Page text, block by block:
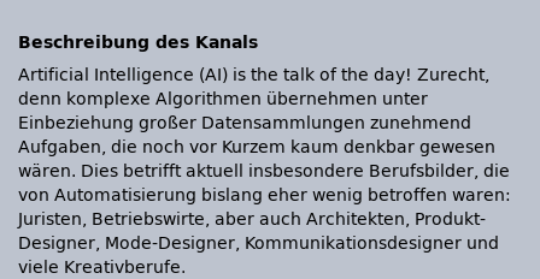
Beschreibung des Kanals
Artificial Intelligence (AI) is the talk of the day! Zurecht,
denn komplexe Algorithmen übernehmen unter
Einbeziehung großer Datensammlungen zunehmend
Aufgaben, die noch vor Kurzem kaum denkbar gewesen
wären. Dies betrifft aktuell insbesondere Berufsbilder, die
von Automatisierung bislang eher wenig betroffen waren:
Juristen, Betriebswirte, aber auch Architekten, Produkt-
Designer, Mode-Designer, Kommunikationsdesigner und
viele Kreativberufe.